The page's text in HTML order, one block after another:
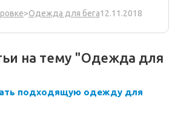
>Одежда для бега12.11.2018
на тему "Одежда для
подходящую одежду для